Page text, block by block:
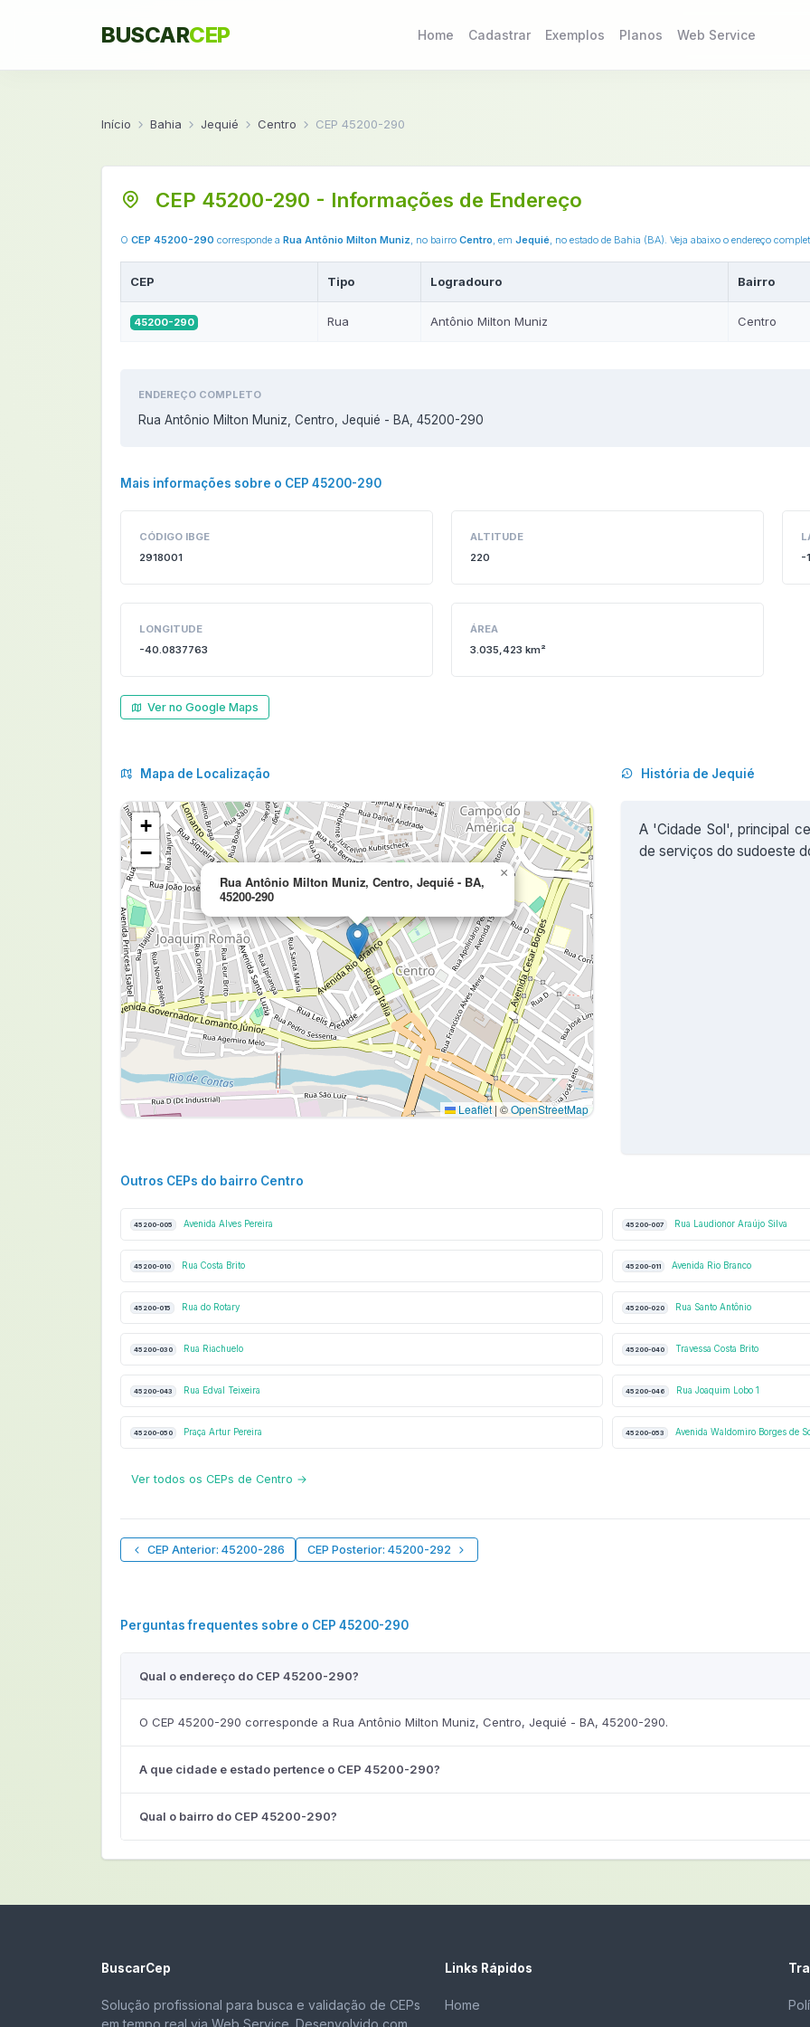
BUSCARCEP Home Cadastrar Exemplos Planos Web Service
Início Bahia Jequié Centro CEP 45200-290
CEP 45200-290 - Informações de Endereço
O CEP 45200-290 corresponde a Rua Antônio Milton Muniz, no bairro Centro, em Jequié, no estado de Bahia (BA). Veja abaixo o endereço
CEP Tipo Logradouro Bairro
45200-290 Rua Antônio Milton Muniz Centro
ENDEREÇO COMPLETO
Rua Antônio Milton Muniz, Centro, Jequié - BA, 45200-290
Mais informações sobre o CEP 45200-290
CÓDIGO IBGE
2918001
ALTITUDE
220
-
LONGITUDE
-40.0837763
ÁREA
3.035,423 km²
Ver no Google Maps
Mapa de Localização
Rua Antônio Milton Muniz, Centro, Jequié - BA,
45200-290
×
+
−
Leaflet | ©OpenStreetMap
História de Jequié
A 'Cidade Sol', principal
de serviços do sudoeste
Outros CEPs do bairro Centro
45200-005 Avenida Alves Pereira 45200-007 Rua Laudionor Araújo Silva
45200-010 Rua Costa Brito 45200-011 Avenida Rio Branco
45200-015 Rua do Rotary 45200-020 Rua Santo Antônio
45200-030 Rua Riachuelo 45200-040 Travessa Costa Brito
45200-043 Rua Edval Teixeira 45200-046 Rua Joaquim Lobo 1
45200-050 Praça Artur Pereira 45200-053 Avenida Waldomiro Borges de
Ver todos os CEPs de Centro →
CEP Anterior: 45200-286 CEP Posterior: 45200-292
Perguntas frequentes sobre o CEP 45200-290
Qual o endereço do CEP 45200-290?
O CEP 45200-290 corresponde a Rua Antônio Milton Muniz, Centro, Jequié - BA, 45200-290.
A que cidade e estado pertence o CEP 45200-290?
Qual o bairro do CEP 45200-290?
BuscarCep
Solução profissional para busca e validação de CEPs
em tempo real via Web Service. Desenvolvido com
Links Rápidos
Home